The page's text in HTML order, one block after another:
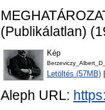
(Publikálatlan)
Kép
Letöltés (57MB)
Aleph URL: